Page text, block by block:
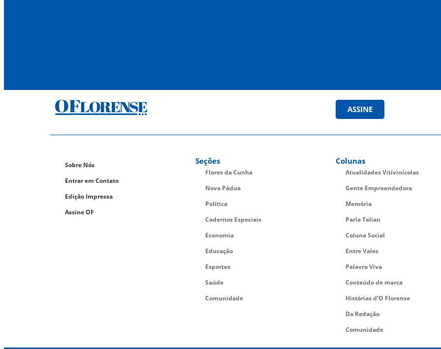
ASSINE
Sobre Nós
Entrar em Contato
Edição Impressa
Assine OF
Seções
Flores da Cunha
Nova Pádua
Política
Cadernos Especiais
Economia
Educação
Esportes
Saúde
Comunidade
Colunas
Atualidades Vitivinícolas
Gente Empreendedora
Memória
Parla Talian
Coluna Social
Entre Vales
Palavra Viva
Conteúdo de marca
Histórias d’O Florense
Da Redação
Comunidade